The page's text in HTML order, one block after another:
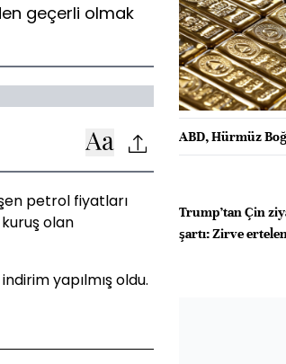
geçerli olmak
petrol fiyatları
olan
yapılmış oldu.
ABD, Hürmüz
Trump’tan Çin
şartı: Zirve